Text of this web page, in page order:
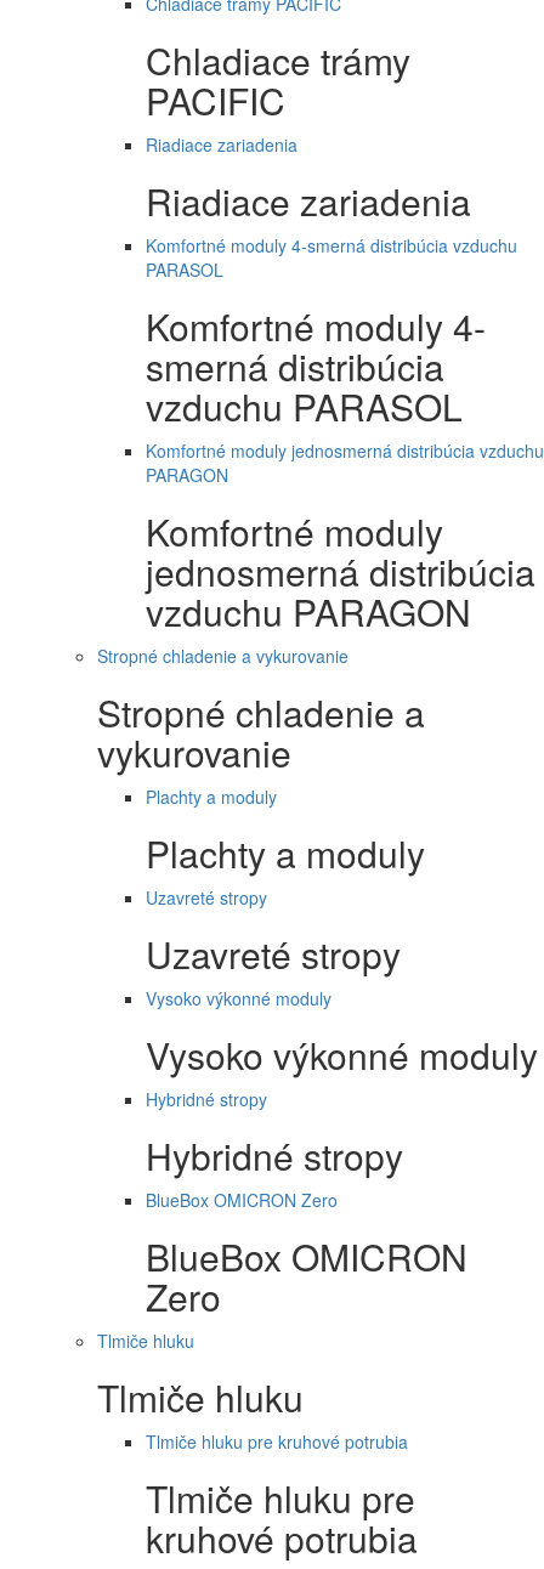
Chladiace trámy
PACIFIC
Riadiace zariadenia
Riadiace zariadenia
Komfortné moduly 4-smerná distribúcia vzduchu
PARASOL
Komfortné moduly 4-
smerná distribúcia
vzduchu PARASOL
Komfortné moduly jednosmerná distribúcia vzduchu
PARAGON
Komfortné moduly
jednosmerná distribúcia
vzduchu PARAGON
Stropné chladenie a vykurovanie
Stropné chladenie a
vykurovanie
Plachty a moduly
Plachty a moduly
Uzavreté stropy
Uzavreté stropy
Vysoko výkonné moduly
Vysoko výkonné moduly
Hybridné stropy
Hybridné stropy
BlueBox OMICRON Zero
BlueBox OMICRON
Zero
Tlmiče hluku
Tlmiče hluku
Tlmiče hluku pre kruhové potrubia
Tlmiče hluku pre
kruhové potrubia